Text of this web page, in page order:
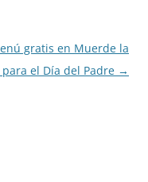
gratis en Muerde la
para el Día del Padre →